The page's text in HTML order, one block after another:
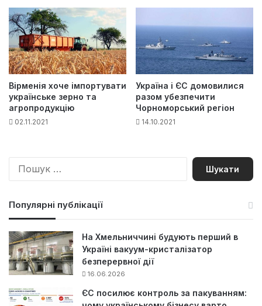
Вірменія хоче імпортувати
українське зерно та
агропродукцію
02.11.2021
Україна і ЄС домовилися
разом убезпечити
Чорноморський регіон
14.10.2021
П
Популярні публікації
На Хмельниччині будують перший в
Україні вакуум-кристалізатор
безперервної дії
16.06.2026
ЄС посилює контроль за пакуванням: